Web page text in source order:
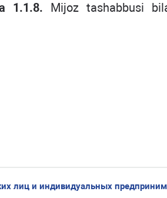
1.1.8. Mijoz tashabbusi
лиц и индивидуальных